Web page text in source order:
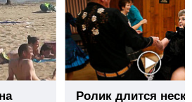
Ролик длится